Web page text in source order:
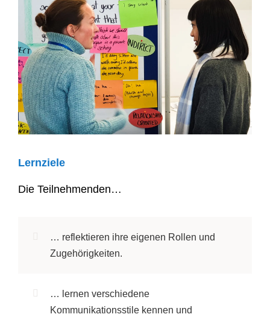
Lernziele
Die Teilnehmenden…
… reflektieren ihre eigenen Rollen und
Zugehörigkeiten.
… lernen verschiedene
Kommunikationsstile kennen und